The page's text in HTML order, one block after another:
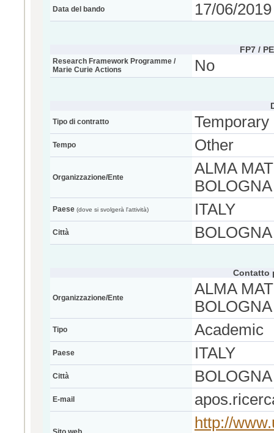
Data del bando 17/06/2019
FP7 /
Research Framework Programme /
Marie Curie Actions
No
Tipo di contratto Temporary
Tempo Other
Organizzazione/Ente
ALMA
BOLOGNA
Paese (dove si svolgerà l'attività) ITALY
Città BOLOGNA
Contatto
Organizzazione/Ente
ALMA
BOLOGNA
Tipo Academic
Paese ITALY
Città BOLOGNA
E-mail
http://